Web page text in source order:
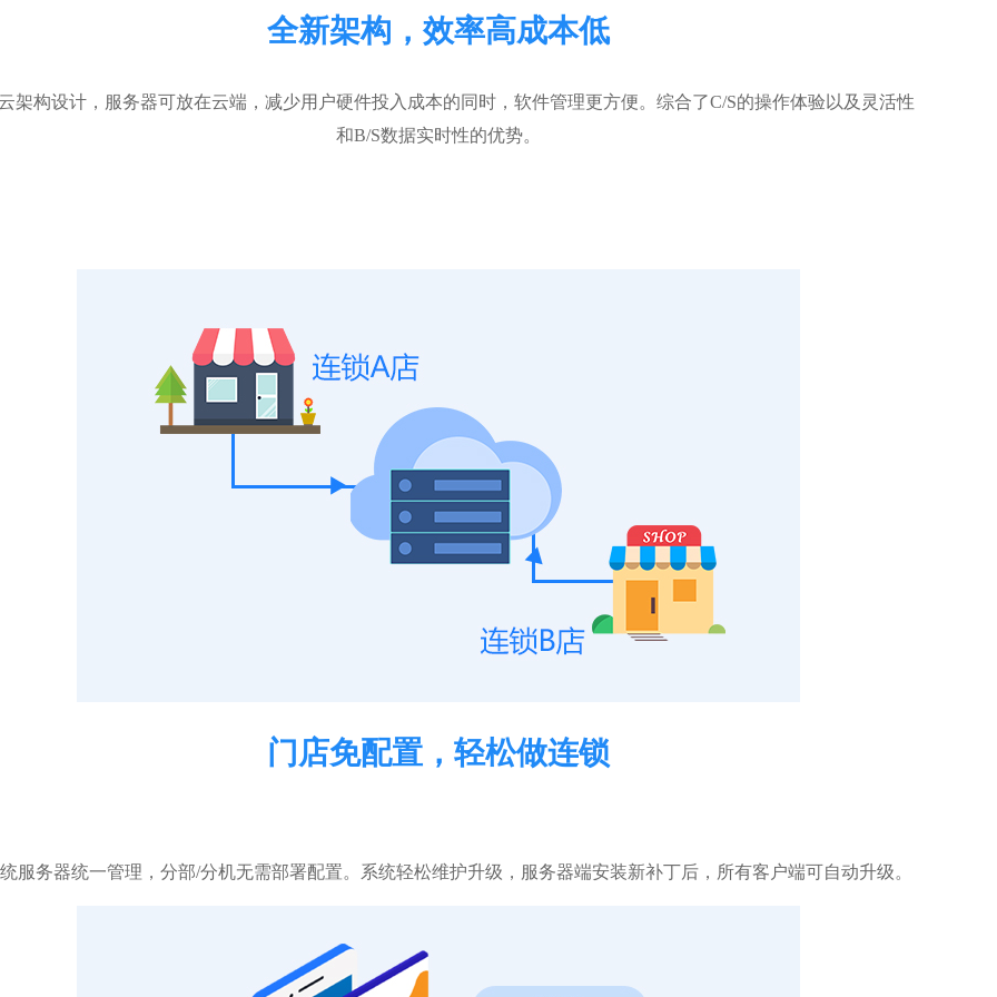
全新架构，效率高成本低
架构设计，服务器可放在云端，减少用户硬件投入成本的同时，软件管理更方便。综合了C/S的操作体验以及灵活性
和B/S数据实时性的优势。
门店免配置，轻松做连锁
服务器统一管理，分部/分机无需部署配置。系统轻松维护升级，服务器端安装新补丁后，所有客户端可自动升级。